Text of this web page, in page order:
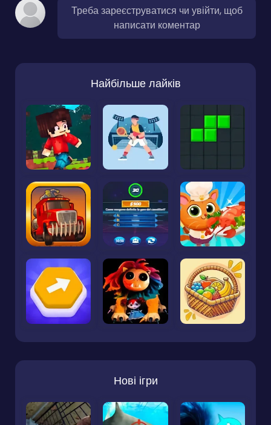
Треба зареєструватися чи увійти, щоб
написати коментар
Найбільше лайків
Нові ігри